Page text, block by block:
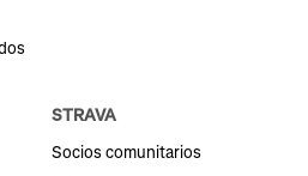
STRAVA
Socios comunitarios